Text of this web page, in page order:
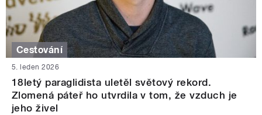
Cestování
5. leden 2026
18letý paraglidista uletěl světový rekord.
Zlomená páteř ho utvrdila v tom, že vzduch je
jeho živel